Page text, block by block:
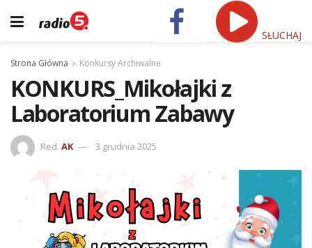
SŁUCHAJ
Strona Główna Konkursy Archiwalne
KONKURS_Mikołajki z
Laboratorium Zabawy
Red. AK 3 grudnia 2025